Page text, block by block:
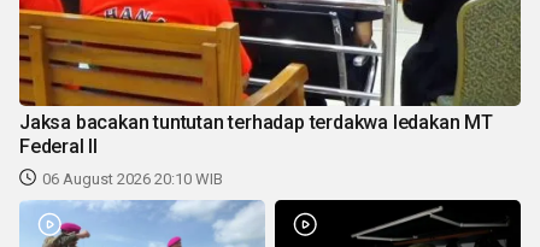
Jaksa bacakan tuntutan terhadap terdakwa ledakan MT
Federal II
06 August 2026 20:10 WIB